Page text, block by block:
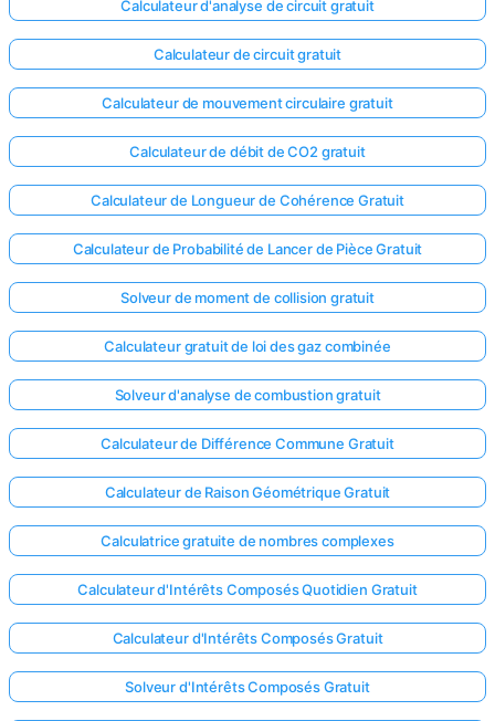
Calculateur d'analyse de circuit gratuit
Calculateur de circuit gratuit
Calculateur de mouvement circulaire gratuit
Calculateur de débit de CO2 gratuit
Calculateur de Longueur de Cohérence Gratuit
Calculateur de Probabilité de Lancer de Pièce Gratuit
Solveur de moment de collision gratuit
Calculateur gratuit de loi des gaz combinée
Solveur d'analyse de combustion gratuit
Calculateur de Différence Commune Gratuit
Calculateur de Raison Géométrique Gratuit
Calculatrice gratuite de nombres complexes
Calculateur d'Intérêts Composés Quotidien Gratuit
Calculateur d'Intérêts Composés Gratuit
Solveur d'Intérêts Composés Gratuit